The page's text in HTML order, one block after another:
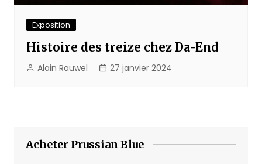
Exposition
Histoire des treize chez Da-End
Alain Rauwel 27 janvier 2024
Acheter Prussian Blue